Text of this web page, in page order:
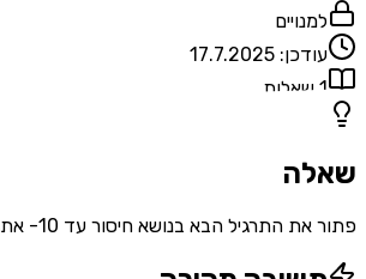
למנויים
עודכן: 17.7.2025
1 שאלות
שאלה
פתור את התרגיל הבא בנושא חיסור עד 10- אתגר